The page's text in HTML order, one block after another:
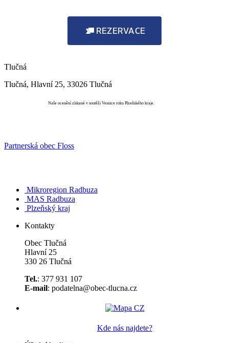
REZERVACE
Tlučná
Tlučná, Hlavní 25, 33026 Tlučná
Naše ocenění získané v soutěži Vesnice roku Plzeňského kraje.
Partnerská obec Floss
Mikroregion Radbuza
MAS Radbuza
Plzeňský kraj
Kontakty
Obec Tlučná
Hlavní 25
330 26 Tlučná
Tel.: 377 931 107
E-mail: podatelna@obec-tlucna.cz
Kde nás najdete?